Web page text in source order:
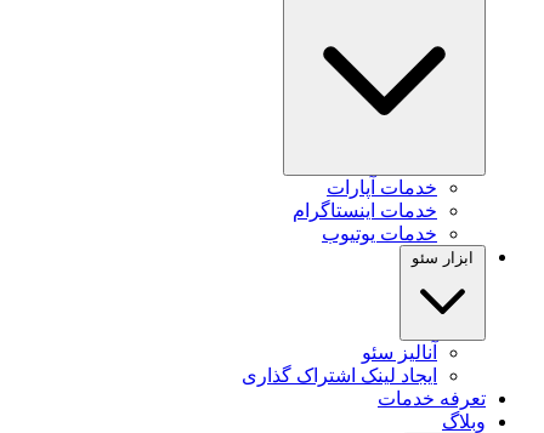
خدمات آپارات
خدمات اینستاگرام
خدمات یوتیوب
ابزار سئو
آنالیز سئو
ایجاد لینک اشتراک گذاری
تعرفه خدمات
وبلاگ